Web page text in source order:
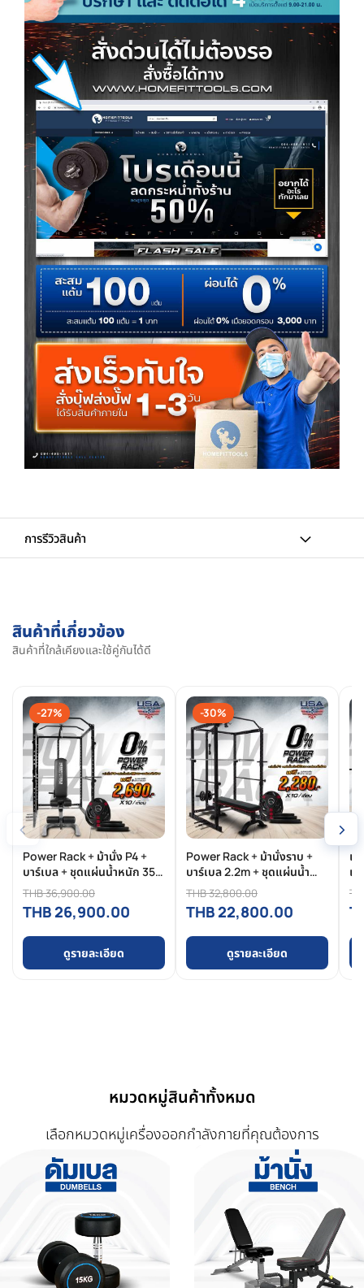
การรีวิวสินค้า
สินค้าที่เกี่ยวข้อง
สินค้าที่ใกล้เคียงและใช้คู่กันได้ดี
‹
-27%
Power Rack + ม้านั่ง P4 +
บาร์เบล + ชุดแผ่นน้ำหนัก 35
กิโล
THB 36,900.00
THB 26,900.00
ดูรายละเอียด
-30%
Power Rack + ม้านั่งราบ +
บาร์เบล 2.2m + ชุดแผ่นน้ำ
หนัก 35 กิโล
THB 32,800.00
THB 22,800.00
ดูรายละเอียด
เ
แ
›
หมวดหมู่สินค้าทั้งหมด
เลือกหมวดหมู่เครื่องออกกำลังกายที่คุณต้องการ